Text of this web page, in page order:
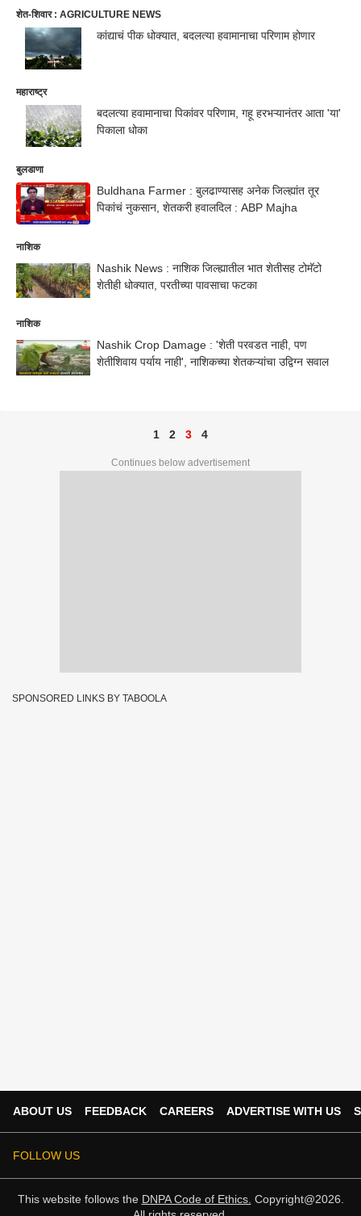
शेत-शिवार : AGRICULTURE NEWS
कांद्याचं पीक धोक्यात, बदलत्या हवामानाचा परिणाम होणार
महाराष्ट्र
बदलत्या हवामानाचा पिकांवर परिणाम, गहू हरभऱ्यानंतर आता 'या'
पिकाला धोका
बुलडाणा
Buldhana Farmer : बुलढाण्यासह अनेक जिल्ह्यांत तूर
पिकांचं नुकसान, शेतकरी हवालदिल : ABP Majha
नाशिक
Nashik News : नाशिक जिल्ह्यातील भात शेतीसह टोमॅटो
शेतीही धोक्यात, परतीच्या पावसाचा फटका
नाशिक
Nashik Crop Damage : 'शेती परवडत नाही, पण
शेतीशिवाय पर्याय नाही', नाशिकच्या शेतकऱ्यांचा उद्विग्न सवाल
1 2 3 4
Continues below advertisement
SPONSORED LINKS BY TABOOLA
ABOUT US FEEDBACK CAREERS ADVERTISE WITH US
FOLLOW US
This website follows the DNPA Code of Ethics. Copyright@2026.